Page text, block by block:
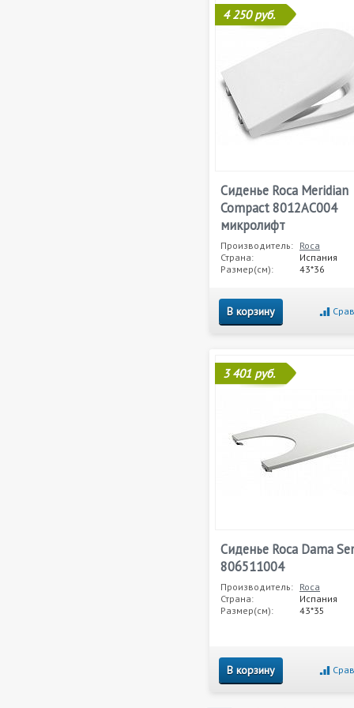
4 250 руб.
Сиденье Roca Meridian
Compact 8012AC004
микролифт
Производитель: Roca
Страна:
Испания
Размер(см):
43*36
В корзину
3 401 руб.
Сиденье Roca Dama
806511004
Производитель: Roca
Страна:
Испания
Размер(см):
43*35
В корзину